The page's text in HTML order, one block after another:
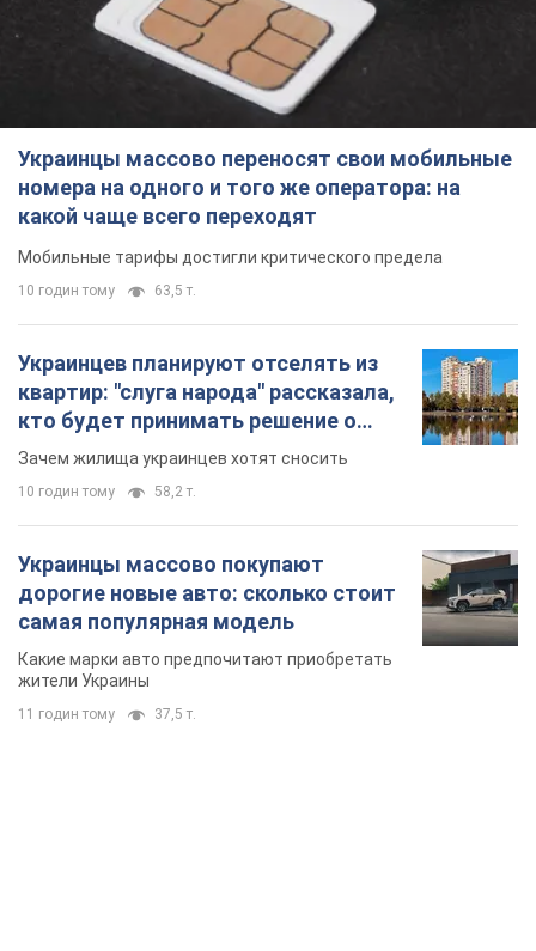
Украинцы массово переносят свои мобильные
номера на одного и того же оператора: на
какой чаще всего переходят
Мобильные тарифы достигли критического предела
10 годин тому 63,5 т.
Украинцев планируют отселять из
квартир: "слуга народа" рассказала,
кто будет принимать решение о
сносе домов
Зачем жилища украинцев хотят сносить
10 годин тому 58,2 т.
Украинцы массово покупают
дорогие новые авто: сколько стоит
самая популярная модель
Какие марки авто предпочитают приобретать
жители Украины
11 годин тому 37,5 т.